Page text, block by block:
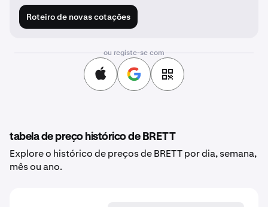
Roteiro de novas cotações
ou registe-se com
tabela de preço histórico de BRETT
Explore o histórico de preços de BRETT por dia, semana,
mês ou ano.